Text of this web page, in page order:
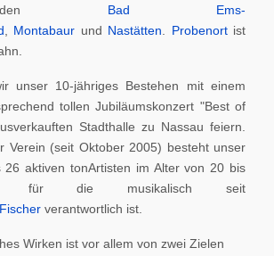
Bad Ems-
Montabaur und Nastätten Probenortist
unser 10-jähriges Bestehen mit einem
tollen Jubiläumskonzert "Best of
Stadthalle zu Nassau feiern.
Verein (seit Oktober 2005) besteht unser
26 aktiven tonArtisten im Alter von 20 bis
für die musikalisch seit
verantwortlich ist.
Wirken ist vor allem von zwei Zielen